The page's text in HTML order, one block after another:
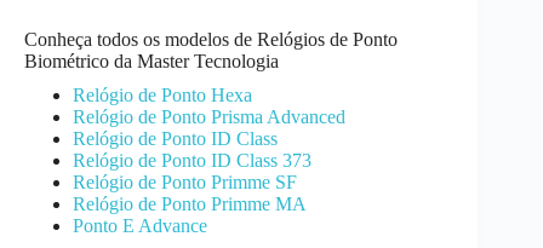
Conheça todos os modelos de Relógios de Ponto
Biométrico da Master Tecnologia
Relógio de Ponto Hexa
Relógio de Ponto Prisma Advanced
Relógio de Ponto ID Class
Relógio de Ponto ID Class 373
Relógio de Ponto Primme SF
Relógio de Ponto Primme MA
Ponto E Advance